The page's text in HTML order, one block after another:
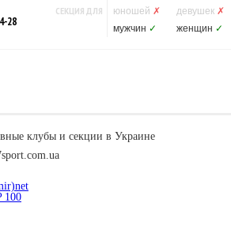
28
СЕКЦИЯ ДЛЯ
юношей ✗ девушек ✗
мужчин ✓ женщин ✓
клубы и секции в Украине